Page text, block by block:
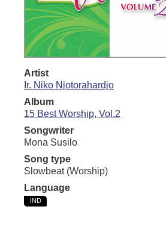
Artist
Ir. Niko Njotorahardjo
Album
15 Best Worship, Vol.2
Songwriter
Mona Susilo
Song type
Slowbeat (Worship)
Language
IND